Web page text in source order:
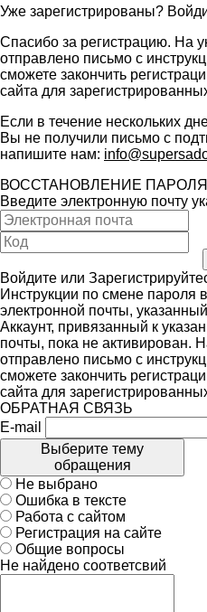
Уже зарегистрированы?
Спасибо за регистрацию. На
отправлено письмо с
сможете закончить
сайта для
Если в течение нескольких
Вы не получили письмо с
напишите нам:
ВОССТАНОВЛЕНИЕ ПАРОЛЯ
Введите электронную почту
Войдите или
Инструкции по смене пароля
электронной почты,
Аккаунт, привязанный к
почты, пока не активирован.
отправлено письмо с
сможете закончить
сайта для
ОБРАТНАЯ СВЯЗЬ
E-mail
Выберите тему
обращения
Не выбрано
Ошибка в тексте
Работа с сайтом
Регистрация на сайте
Общие вопросы
Не найдено соответсвий